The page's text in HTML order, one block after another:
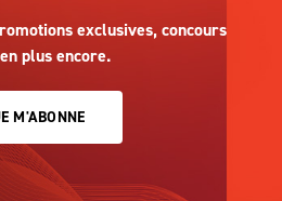
exclusives, concours
plus encore.
M'ABONNE